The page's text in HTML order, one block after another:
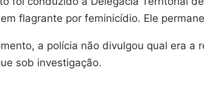
flagrante por feminicídio. Ele
a polícia não divulgou qual era a
sob investigação.